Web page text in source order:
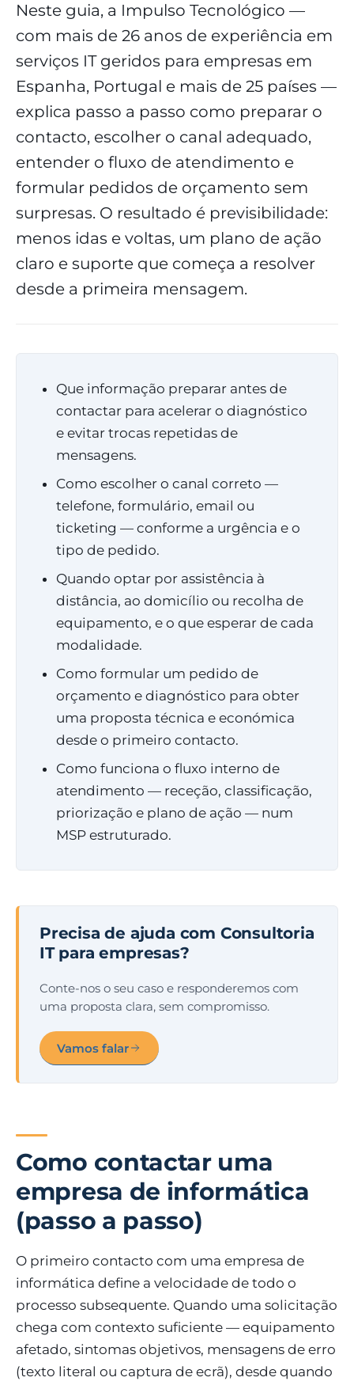
Neste guia, a Impulso Tecnológico —
com mais de 26 anos de experiência em
serviços IT geridos para empresas em
Espanha, Portugal e mais de 25 países —
explica passo a passo como preparar o
contacto, escolher o canal adequado,
entender o fluxo de atendimento e
formular pedidos de orçamento sem
surpresas. O resultado é previsibilidade:
menos idas e voltas, um plano de ação
claro e suporte que começa a resolver
desde a primeira mensagem.
Que informação preparar antes de
contactar para acelerar o diagnóstico
e evitar trocas repetidas de
mensagens.
Como escolher o canal correto —
telefone, formulário, email ou
ticketing — conforme a urgência e o
tipo de pedido.
Quando optar por assistência à
distância, ao domicílio ou recolha de
equipamento, e o que esperar de cada
modalidade.
Como formular um pedido de
orçamento e diagnóstico para obter
uma proposta técnica e económica
desde o primeiro contacto.
Como funciona o fluxo interno de
atendimento — receção, classificação,
priorização e plano de ação — num
MSP estruturado.
Precisa de ajuda com Consultoria
IT para empresas?
Conte-nos o seu caso e responderemos com
uma proposta clara, sem compromisso.
Vamos falar
Como contactar uma
empresa de informática
(passo a passo)
O primeiro contacto com uma empresa de
informática define a velocidade de todo o
processo subsequente. Quando uma solicitação
chega com contexto suficiente — equipamento
afetado, sintomas objetivos, mensagens de erro
(texto literal ou captura de ecrã), desde quando